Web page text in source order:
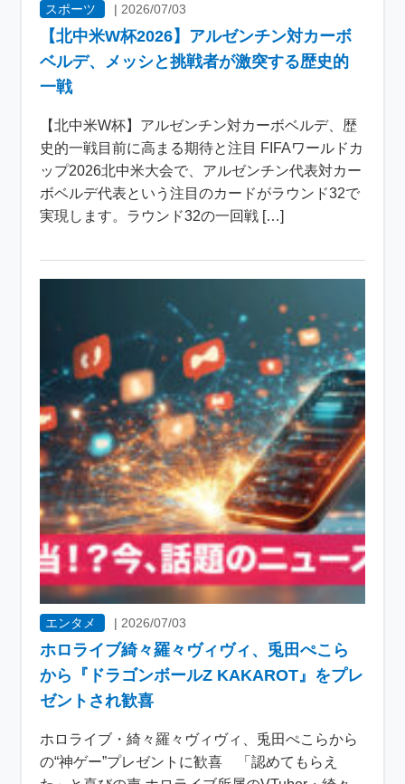
スポーツ | 2026/07/03
【北中米W杯2026】アルゼンチン対カーボ
ベルデ、メッシと挑戦者が激突する歴史的
一戦
【北中米W杯】アルゼンチン対カーボベルデ、歴
史的一戦目前に高まる期待と注目 FIFAワールドカ
ップ2026北中米大会で、アルゼンチン代表対カー
ボベルデ代表という注目のカードがラウンド32で
実現します。ラウンド32の一回戦 […]
エンタメ | 2026/07/03
ホロライブ綺々羅々ヴィヴィ、兎田ぺこら
から『ドラゴンボールZ KAKAROT』をプレ
ゼントされ歓喜
ホロライブ・綺々羅々ヴィヴィ、兎田ぺこらから
の“神ゲー”プレゼントに歓喜 「認めてもらえ